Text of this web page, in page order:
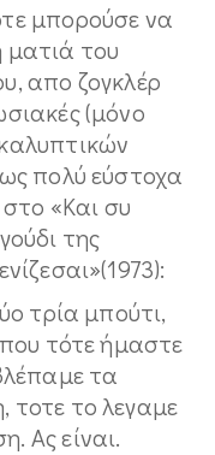
μπορούσε να
ματιά του
απο ζογκλέρ
(μόνο
πολύ εύστοχα
«Και συ
της
τρία μπούτι,
τότε ήμαστε
τα
το λεγαμε
Ας είναι.